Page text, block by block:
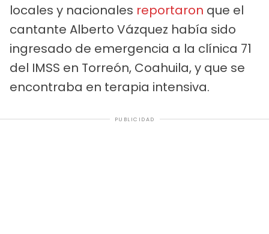
locales y nacionales reportaron que el
cantante Alberto Vázquez había sido
ingresado de emergencia a la clínica 71
del IMSS en Torreón, Coahuila, y que se
encontraba en terapia intensiva.
PUBLICIDAD